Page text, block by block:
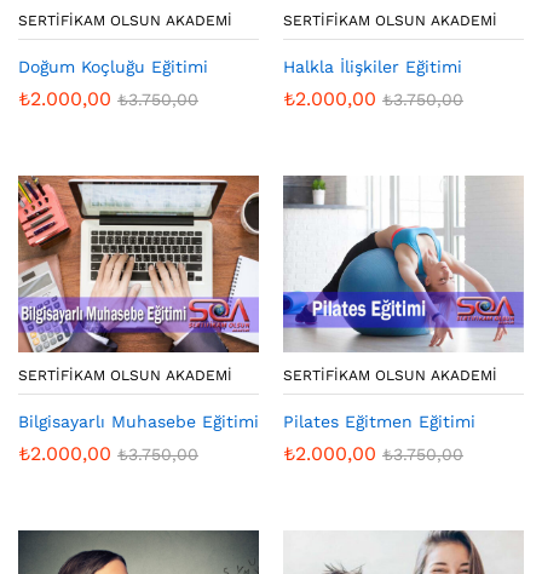
SERTIFIKAM OLSUN AKADEMI
Doğum Koçluğu Eğitimi
₺2.000,00 ₺3.750,00
SERTIFIKAM OLSUN AKADEMI
Halkla İlişkiler Eğitimi
₺2.000,00 ₺3.750,00
SERTIFIKAM OLSUN AKADEMI
Bilgisayarlı Muhasebe Eğitimi
₺2.000,00 ₺3.750,00
SERTIFIKAM OLSUN AKADEMI
Pilates Eğitmen Eğitimi
₺2.000,00 ₺3.750,00